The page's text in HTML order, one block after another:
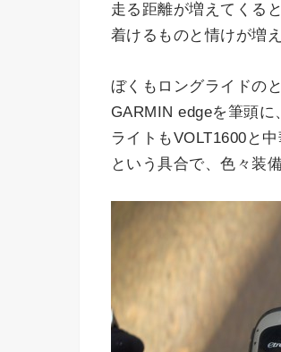
走る距離が増えてくると
着けるものと情けが増
ぼくもロングライドのと
GARMIN edgeを筆頭に
ライトもVOLT1600と
という具合で、色々装